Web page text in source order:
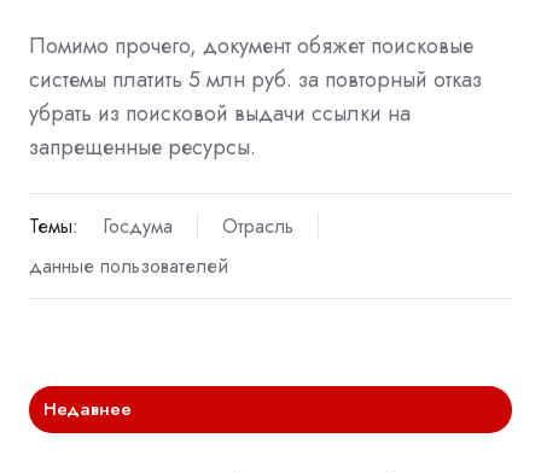
Помимо прочего, документ обяжет поисковые
системы платить 5 млн руб. за повторный отказ
убрать из поисковой выдачи ссылки на
запрещенные ресурсы.
Темы: Госдума
Отрасль
данные пользователей
Недавнее